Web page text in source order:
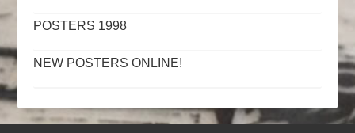
POSTERS 1998
NEW POSTERS ONLINE!